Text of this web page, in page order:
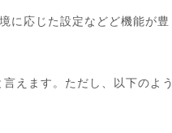
に応じた設定などど機能が豊
えます。ただし、以下のよう